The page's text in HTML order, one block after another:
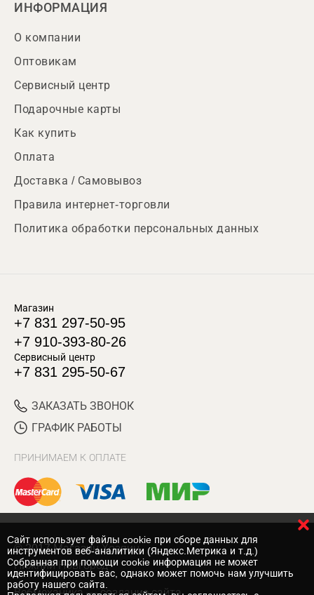
ИНФОРМАЦИЯ
О компании
Оптовикам
Сервисный центр
Подарочные карты
Как купить
Оплата
Доставка / Самовывоз
Правила интернет-торговли
Политика обработки персональных данных
Магазин
+7 831 297-50-95
+7 910-393-80-26
Сервисный центр
+7 831 295-50-67
ЗАКАЗАТЬ ЗВОНОК
ГРАФИК РАБОТЫ
ПРИНИМАЕМ К ОПЛАТЕ
© 2017 Магазин Хозяин
Нижний Новгород
Вебмеханика — создание сайта
Cайт использует файлы cookie при сборе данных для
инструментов веб-аналитики (Яндекс.Метрика и т.д.)
Собранная при помощи cookie информация не может
идентифицировать вас, однако может помочь нам улучшить
работу нашего сайта.